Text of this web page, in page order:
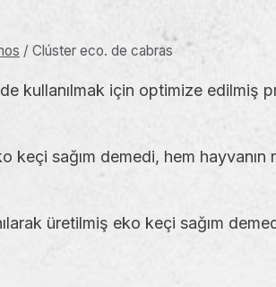
/ Clúster eco. de cabras
için optimize edilmiş
sağım demedi, hem hayvanın
üretilmiş eko keçi sağım